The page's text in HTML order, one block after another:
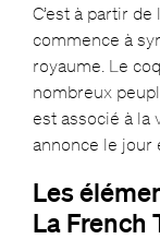
C’est à partir
commence à
royaume. Le
nombreux
est associé à la
annonce le jour
Les
La French